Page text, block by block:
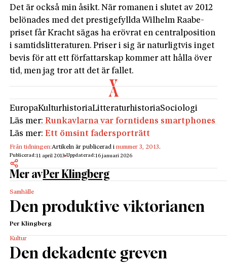
Det är också min åsikt. När romanen i slutet av 2012
belönades med det prestigefyllda Wilhelm Raabe-
priset får Kracht sägas ha erövrat en centralposition
i samtidslitteraturen. Priser i sig är naturligtvis inget
bevis för att ett författarskap kommer att hålla över
tid, men jag tror att det är fallet.
EuropaKulturhistoriaLitteraturhistoriaSociologi
Läs mer:Runkavlarna var forntidens smartphones
Läs mer:Ett ömsint fadersporträtt
Från tidningen:Artikeln är publicerad inummer 3, 2013.
Publicerad:11 april 2013 Uppdaterad:16 januari 2026
Mer avPer Klingberg
Samhälle
Den produktive viktorianen
Per Klingberg
Kultur
Den dekadente greven